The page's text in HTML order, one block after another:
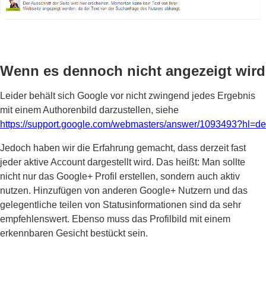
Wenn es dennoch nicht angezeigt wird
Leider behält sich Google vor nicht zwingend jedes Ergebnis
mit einem Authorenbild darzustellen, siehe
https://support.google.com/webmasters/answer/1093493?hl=de
Jedoch haben wir die Erfahrung gemacht, dass derzeit fast
jeder aktive Account dargestellt wird. Das heißt: Man sollte
nicht nur das Google+ Profil erstellen, sondern auch aktiv
nutzen. Hinzufügen von anderen Google+ Nutzern und das
gelegentliche teilen von Statusinformationen sind da sehr
empfehlenswert. Ebenso muss das Profilbild mit einem
erkennbaren Gesicht bestückt sein.